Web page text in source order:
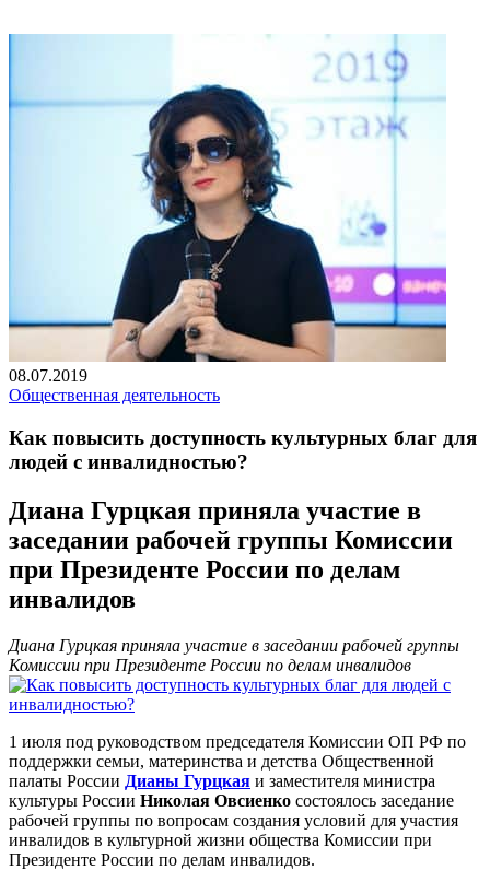
08.07.2019
Общественная деятельность
Как повысить доступность культурных благ для
людей с инвалидностью?
Диана Гурцкая приняла участие в
заседании рабочей группы Комиссии
при Президенте России по делам
инвалидов
Диана Гурцкая приняла участие в заседании рабочей группы
Комиссии при Президенте России по делам инвалидов
1 июля под руководством председателя Комиссии ОП РФ по
поддержки семьи, материнства и детства Общественной
палаты России Дианы Гурцкая и заместителя министра
культуры России Николая Овсиенко состоялось заседание
рабочей группы по вопросам создания условий для участия
инвалидов в культурной жизни общества Комиссии при
Президенте России по делам инвалидов.